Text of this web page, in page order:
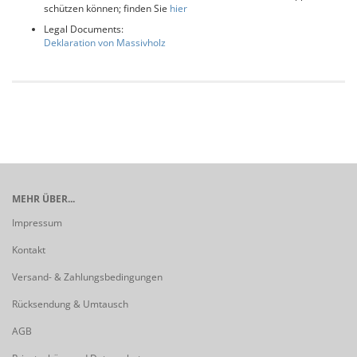
schützen können; finden Sie hier
Legal Documents:
Deklaration von Massivholz
MEHR ÜBER...
Impressum
Kontakt
Versand- & Zahlungsbedingungen
Rücksendung & Umtausch
AGB